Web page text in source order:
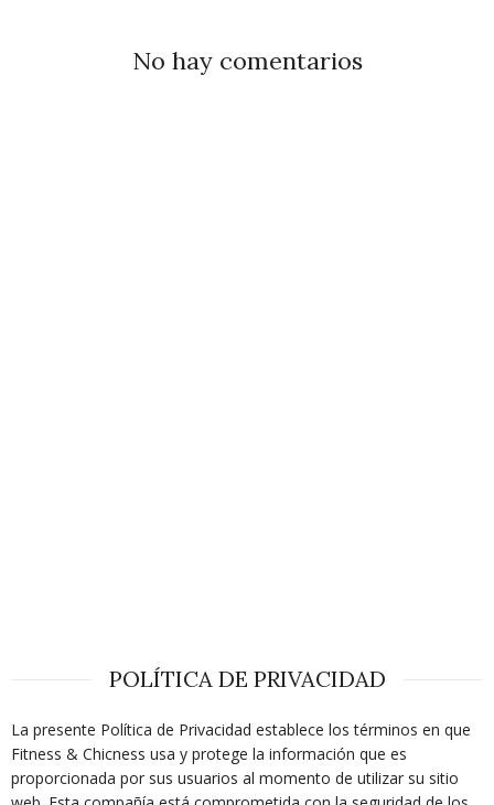
No hay comentarios
POLÍTICA DE PRIVACIDAD
La presente Política de Privacidad establece los términos en que
Fitness & Chicness usa y protege la información que es
proporcionada por sus usuarios al momento de utilizar su sitio